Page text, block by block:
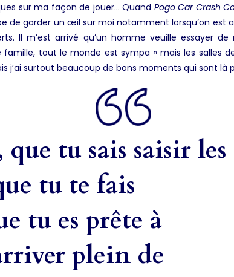
sur ma façon de jouer… Quand Pogo Car Crash
de garder un œil sur moi notamment lorsqu’on
Il m’est arrivé qu’un homme veuille essayer de
famille, tout le monde est sympa » mais les salles
j’ai surtout beaucoup de bons moments qui sont là
que tu sais saisir les
tu te fais
tu es prête à
plein de